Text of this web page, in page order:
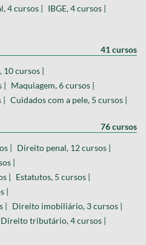
4 cursos | IBGE, 4 cursos |
41 cursos
10 cursos |
| Maquiagem, 6 cursos |
| Cuidados com a pele, 5 cursos |
76 cursos
| Direito penal, 12 cursos |
|
| Estatutos, 5 cursos |
|
| Direito imobiliário, 3 cursos |
Direito tributário, 4 cursos |